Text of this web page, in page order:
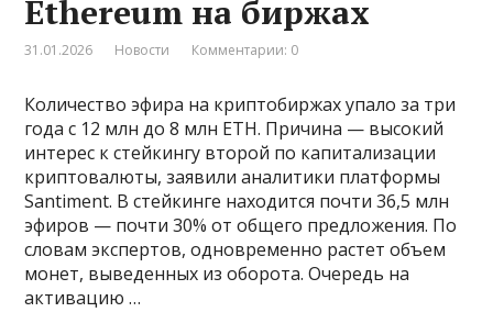
Ethereum на биржах
31.01.2026 Новости Комментарии: 0
Количество эфира на криптобиржах упало за три
года с 12 млн до 8 млн ETH. Причина — высокий
интерес к стейкингу второй по капитализации
криптовалюты, заявили аналитики платформы
Santiment. В стейкинге находится почти 36,5 млн
эфиров — почти 30% от общего предложения. По
словам экспертов, одновременно растет объем
монет, выведенных из оборота. Очередь на
активацию …